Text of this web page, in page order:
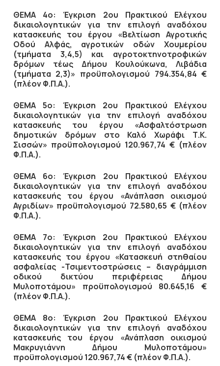
ΘΕΜΑ 4ο: Έγκριση 2ου Πρακτικού Ελέγχου
δικαιολογητικών για την επιλογή αναδόχου
κατασκευής του έργου «Βελτίωση Αγροτικής
Οδού Αλφάς, αγροτικών οδών Χουμερίου
(τμήματα 3,4,5) και αγροτοκτηνοτροφικών
δρόμων τέως Δήμου Κουλούκωνα, Λιβάδια
(τμήματα 2,3)» προϋπολογισμού 794.354,84 €
(πλέον Φ.Π.Α.).
ΘΕΜΑ 5ο: Έγκριση 2ου Πρακτικού Ελέγχου
δικαιολογητικών για την επιλογή αναδόχου
κατασκευής του έργου «Ασφαλτόστρωση
δημοτικών δρόμων στο Καλό Χωράφι Τ.Κ.
Σισσών» προϋπολογισμού 120.967,74 € (πλέον
Φ.Π.Α.).
ΘΕΜΑ 6ο: Έγκριση 2ου Πρακτικού Ελέγχου
δικαιολογητικών για την επιλογή αναδόχου
κατασκευής του έργου «Ανάπλαση οικισμού
Αγριδίων» προϋπολογισμού 72.580,65 € (πλέον
Φ.Π.Α.).
ΘΕΜΑ 7ο: Έγκριση 2ου Πρακτικού Ελέγχου
δικαιολογητικών για την επιλογή αναδόχου
κατασκευής του έργου «Κατασκευή στηθαίου
ασφαλείας -Τσιμεντοστρώσεις – διαγράμμιση
οδικού δικτύου περιφέρειας Δήμου
Μυλοποτάμου» προϋπολογισμού 80.645,16 €
(πλέον Φ.Π.Α.).
ΘΕΜΑ 8ο: Έγκριση 2ου Πρακτικού Ελέγχου
δικαιολογητικών για την επιλογή αναδόχου
κατασκευής του έργου «Ανάπλαση οικισμού
Μακρυγιάννη Δήμου Μυλοποτάμου»
προϋπολογισμού 120.967,74 € (πλέον Φ.Π.Α.).